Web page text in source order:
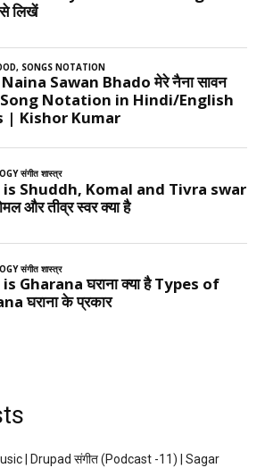
| Drupad संगीत (Podcast -11) | Sagar